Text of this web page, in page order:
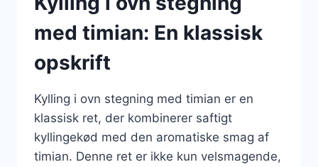
med timian: En klassisk
opskrift
Kylling i ovn stegning med timian er en
klassisk ret, der kombinerer saftigt
kyllingekød med den aromatiske smag af
timian. Denne ret er ikke kun velsmagende,